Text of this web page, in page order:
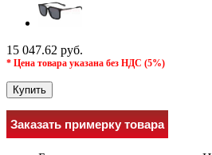
15 047.62 руб.
* Цена товара указана без НДС (5%)
Купить
Заказать примерку товара